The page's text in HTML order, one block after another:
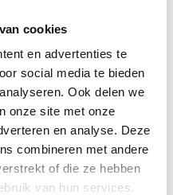
cookies
en advertenties te
social media te bieden
Ook delen we
onze site met onze
en analyse. Deze
combineren met andere
of die ze hebben
van hun services.
betekent eerlijk zijn over
verwachtingen
hoe het verkoopproces
wanneer je proactief
en hen niet voor
je door diepgaande
en
een makelaar die